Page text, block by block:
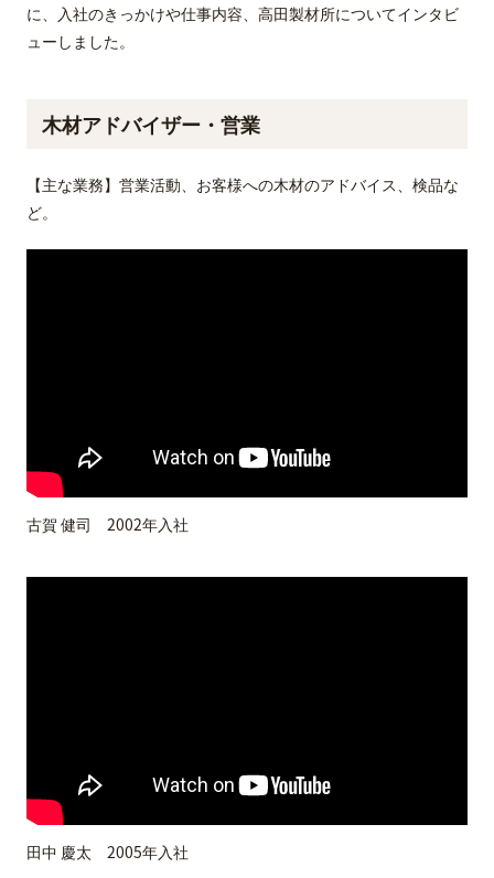
に、入社のきっかけや仕事内容、高田製材所についてインタビ
ューしました。
木材アドバイザー・営業
【主な業務】営業活動、お客様への木材のアドバイス、検品な
ど。
古賀 健司 2002年入社
田中 慶太 2005年入社